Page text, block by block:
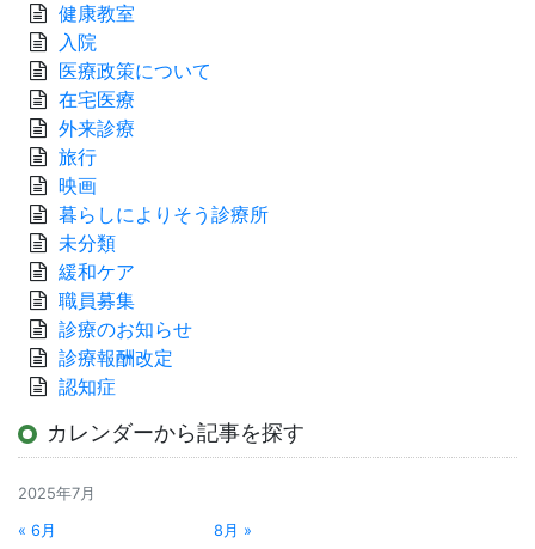
健康教室
入院
医療政策について
在宅医療
外来診療
旅行
映画
暮らしによりそう診療所
未分類
緩和ケア
職員募集
診療のお知らせ
診療報酬改定
認知症
カレンダーから記事を探す
2025年7月
« 6月
8月 »